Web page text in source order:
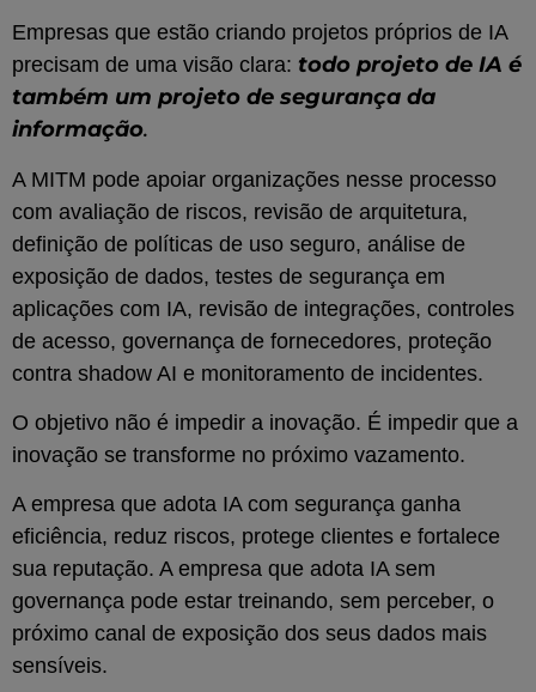
Empresas que estão criando projetos próprios de IA
precisam de uma visão clara: todo projeto de IA é
também um projeto de segurança da
informação.
A MITM pode apoiar organizações nesse processo
com avaliação de riscos, revisão de arquitetura,
definição de políticas de uso seguro, análise de
exposição de dados, testes de segurança em
aplicações com IA, revisão de integrações, controles
de acesso, governança de fornecedores, proteção
contra shadow AI e monitoramento de incidentes.
O objetivo não é impedir a inovação. É impedir que a
inovação se transforme no próximo vazamento.
A empresa que adota IA com segurança ganha
eficiência, reduz riscos, protege clientes e fortalece
sua reputação. A empresa que adota IA sem
governança pode estar treinando, sem perceber, o
próximo canal de exposição dos seus dados mais
sensíveis.